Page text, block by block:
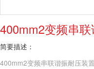
400mm2变频串
简要描述：
400mm2变频串联谐振耐压装